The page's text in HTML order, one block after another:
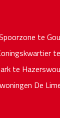
te
te
De